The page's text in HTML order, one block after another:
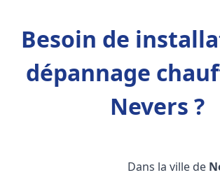
Besoin de
dépannage
Nevers ?
Dans la ville de